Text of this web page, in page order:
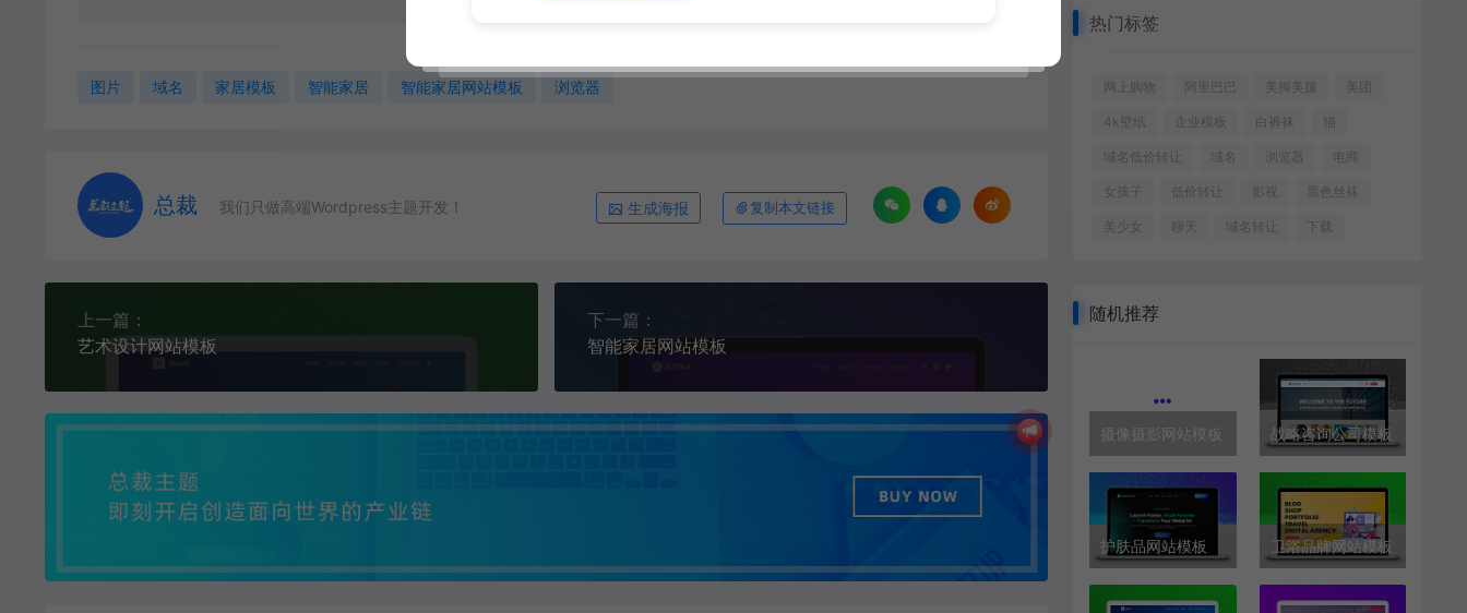
图片 域名 家居模板 智能家居 智能家居网站模板 浏览器
总裁 我们只做高端Wordpress主题开发！ 生成海报 复制本文链接
上一篇：
艺术设计网站模板
下一篇：
智能家居网站模板
热门标签
网上购物 阿里巴巴 美脚美腿 美团
4k壁纸 企业模板 白裤袜 猫
域名低价转让 域名 浏览器 电商
女孩子 低价转让 影视 黑色丝袜
美少女 聊天 域名转让 下载
随机推荐
摄像摄影网站模板 战略咨询公司模板
护肤品网站模板 卫浴品牌网站模板